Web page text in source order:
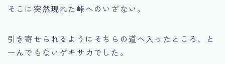
そこに突然現れた峠へのいざない。
引き寄せられるようにそちらの道へ入ったところ、と
ーんでもないゲキサカでした。